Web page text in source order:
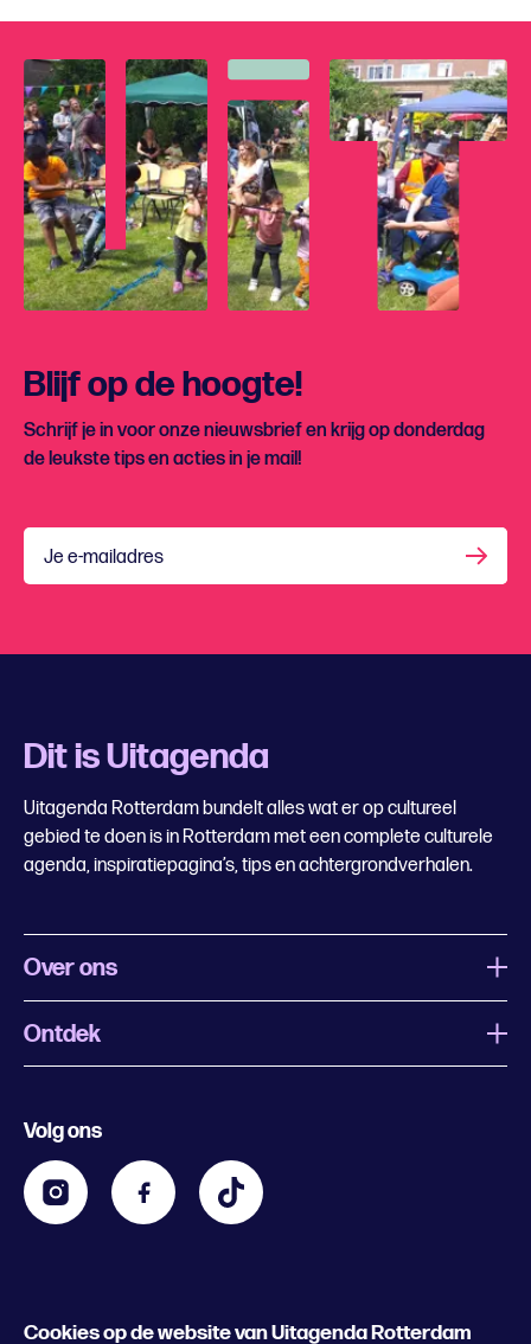
Cookies op de website van Uitagenda Rotterdam
Blijf op de hoogte!
Schrijf je in voor onze nieuwsbrief en krijg op donderdag
de leukste tips en acties in je mail!
Je e-mailadres
Dit is Uitagenda
Uitagenda Rotterdam bundelt alles wat er op cultureel
gebied te doen is in Rotterdam met een complete culturele
agenda, inspiratiepagina’s, tips en achtergrondverhalen.
Over ons
Wat is Uitagenda Rotterdam
Contact
Zakelijk
Ontdek
Kids
Volg ons